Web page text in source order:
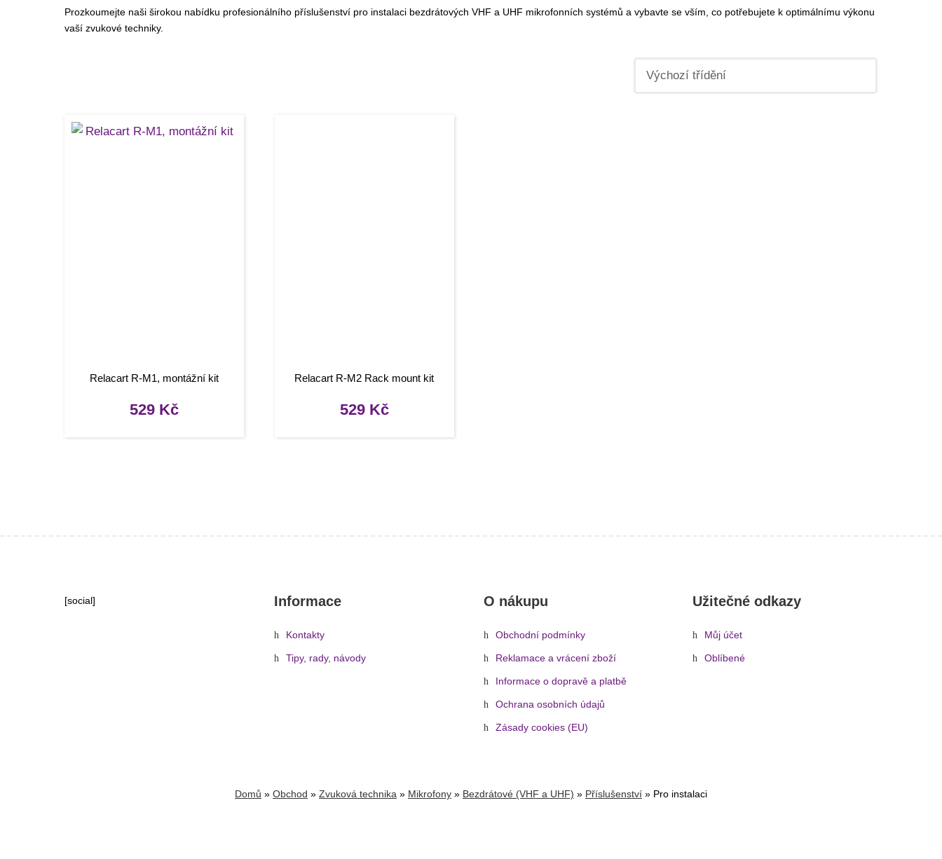
Prozkoumejte naši širokou nabídku profesionálního příslušenství pro instalaci bezdrátových VHF a UHF mikrofonních systémů a vybavte se vším, co potřebujete k optimálnímu výkonu
vaší zvukové techniky.
Relacart R-M1, montážní kit
529 Kč
Relacart R-M2 Rack mount kit
529 Kč
[social] Informace
Kontakty
Tipy, rady, návody
O nákupu
Obchodní podmínky
Reklamace a vrácení zboží
Informace o dopravě a platbě
Ochrana osobních údajů
Zásady cookies (EU)
Užitečné odkazy
Můj účet
Oblíbené
Domů » Obchod » Zvuková technika » Mikrofony » Bezdrátové (VHF a UHF) » Příslušenství » Pro instalaci